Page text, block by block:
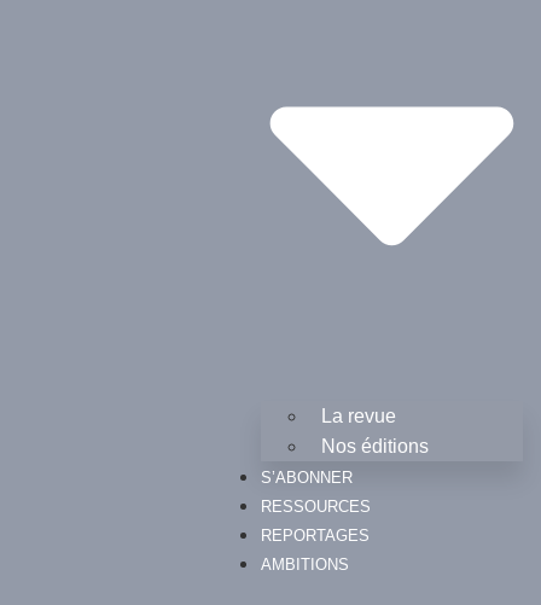
La revue
Nos éditions
S’ABONNER
RESSOURCES
REPORTAGES
AMBITIONS